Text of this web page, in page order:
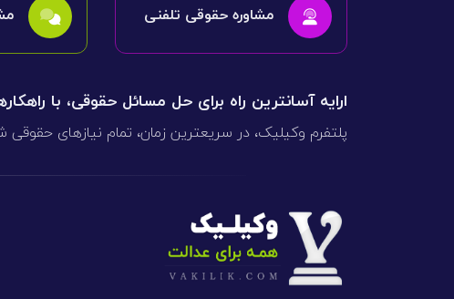
مشاوره حقوقی تلفنی
ارایه آسانترین راه برای حل مسائل حقوقی، با
پلتفرم وکیلیک، در سریعترین زمان، تمام نیازهای حقوقی